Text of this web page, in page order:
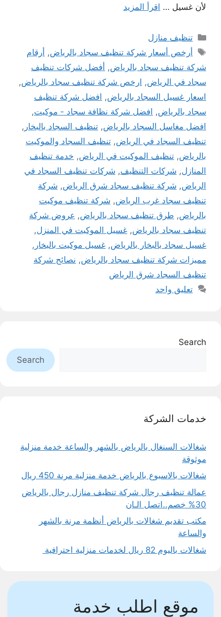
لأن غسيل … اقرأ المزيد
التصنيفات
تنظيف منازل
الوسوم
أرخص أسعار شركة تنظيف سجاد بالرياض, أرقام
شركة تنظيف سجاد بالرياض, أفضل شركات تنظيف
سجاد في الرياض, ارخص شركة تنظيف سجاد بالرياض,
اسعار غسيل السجاد بالرياض, افضل شركة تنظيف
سجاد بالرياض, افضل شركة نظافة سجاد - موكيت,
افضل مغاسل السجاد بالرياض, تنظيف السجاد بالبخار ,
تنظيف السجاد في الرياض, تنظيف السجاد والموكيت
بالرياض, تنظيف الموكيت في الرياض, خدمة تنظيف
المنازل, شركات التنظيف, شركات تنظيف السجاد في
الرياض, شركة تنظيف سجاد شرق الرياض, شركة
تنظيف سجاد غرب الرياض, شركة تنظيف موكيت
بالرياض, طرق تنظيف سجاد بالرياض, عروض شركة
تنظيف سجاد بالرياض, غسيل الموكيت في المنزل,
غسيل سجاد بالبخار بالرياض, غسيل موكيت بالبخار ,
مميزات شركة تنظيف سجاد بالرياض, نصائح شركة
تنظيف السجاد شرق الرياض
تعليق واحد
Search
Search
خدمات الشركة
شغالات السنغال بالرياض بالشهر والساعة خدمة منزلية
موثوقة
شغالات بالاسبوع بالرياض خدمة منزلية مرنة 450 ريال
عمالة تنظيف رجال شركة تنظيف منازل رجال بالرياض
30% خصم..اتصل الـان
مكتب تقديم شغالات بالرياض أنظمة مرنة بالشهر
والساعة
شغالات باليوم 82 ريال لخدمات منزلية احترافية
موقع اطلب خدمة